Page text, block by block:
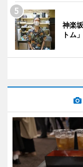
神楽
トム